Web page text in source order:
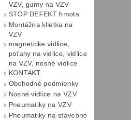
VZV, gumy na VZV
STOP DEFEKT hmota
Montážna klietka na
VZV
magneticke vidlice,
poťahy na vidlice, vidlice
na VZV, nosné vidlice
KONTAKT
Obchodné podmienky
Nosné vidlice na VZV
Pneumatiky na VZV
Pneumatiky na stavebné